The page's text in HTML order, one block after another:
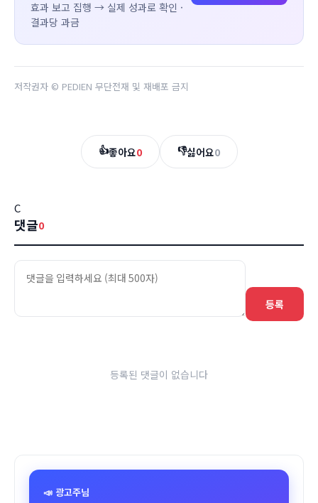
효과 보고 집행 → 실제 성과로 확인 ·
결과당 과금
저작권자 © PEDIEN 무단전재 및 재배포 금지
👍좋아요0 👎싫어요0
C
댓글0
등록
등록된 댓글이 없습니다
📣 광고주님